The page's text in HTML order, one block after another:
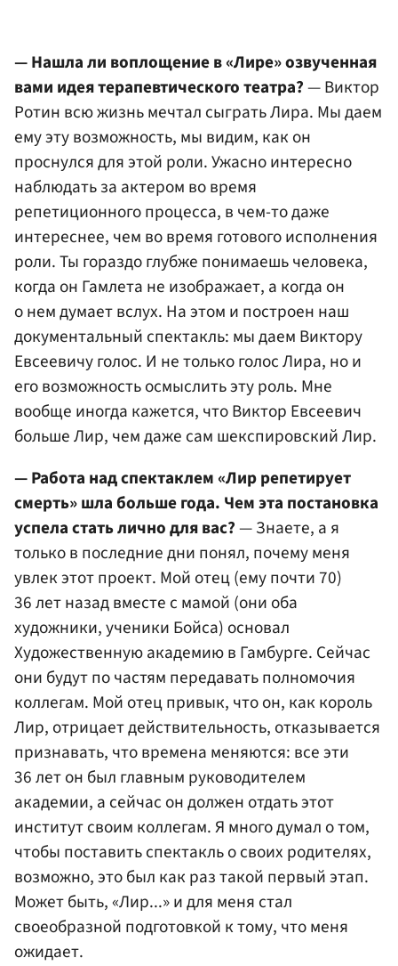
— Нашла ли воплощение в «Лире» озвученная
вами идея терапевтического театра?— Виктор
Ротин всю жизнь мечтал сыграть Лира. Мы даем
ему эту возможность, мы видим, как он
проснулся для этой роли. Ужасно интересно
наблюдать за актером во время
репетиционного процесса, в чем-то даже
интереснее, чем во время готового исполнения
роли. Ты гораздо глубже понимаешь человека,
когда он Гамлета не изображает, а когда он
о нем думает вслух. На этом и построен наш
документальный спектакль: мы даем Виктору
Евсеевичу голос. И не только голос Лира, но и
его возможность осмыслить эту роль. Мне
вообще иногда кажется, что Виктор Евсеевич
больше Лир, чем даже сам шекспировский Лир.
— Работа над спектаклем «Лир репетирует
смерть» шла больше года. Чем эта постановка
успела стать лично для вас?— Знаете, а я
только в последние дни понял, почему меня
увлек этот проект. Мой отец (ему почти 70)
36 лет назад вместе с мамой (они оба
художники, ученики Бойса) основал
Художественную академию в Гамбурге. Сейчас
они будут по частям передавать полномочия
коллегам. Мой отец привык, что он, как король
Лир, отрицает действительность, отказывается
признавать, что времена меняются: все эти
36 лет он был главным руководителем
академии, а сейчас он должен отдать этот
институт своим коллегам. Я много думал о том,
чтобы поставить спектакль о своих родителях,
возможно, это был как раз такой первый этап.
Может быть, «Лир...» и для меня стал
своеобразной подготовкой к тому, что меня
ожидает.